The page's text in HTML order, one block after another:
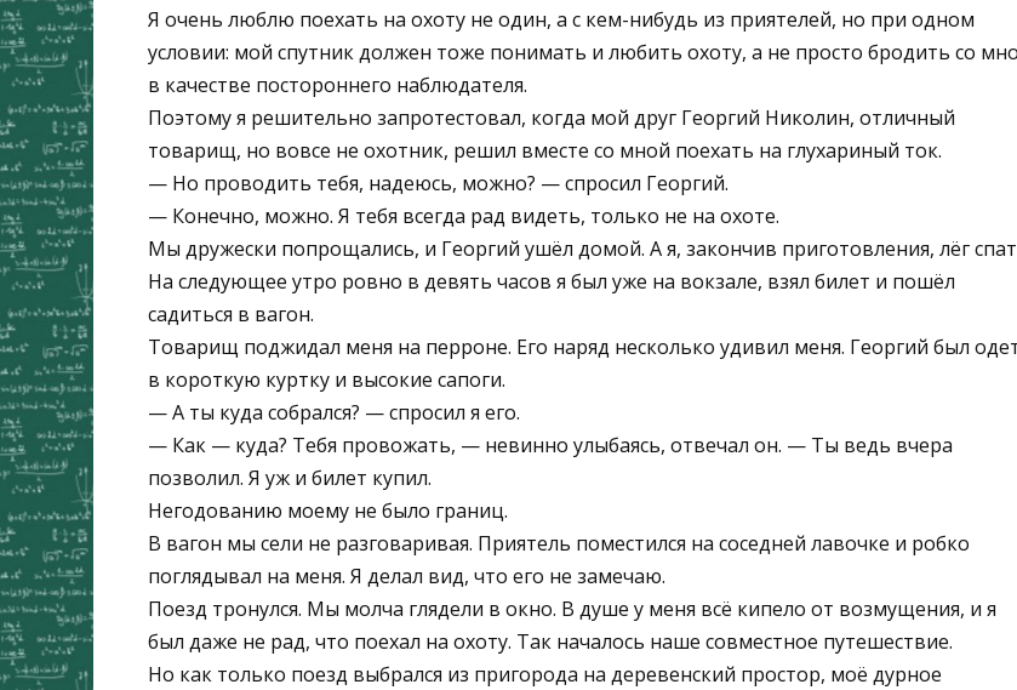
Я очень люблю поехать на охоту не один, а с кем-нибудь из приятелей, но при одном
условии: мой спутник должен тоже понимать и любить охоту, а не просто бродить со
в качестве постороннего наблюдателя.
Поэтому я решительно запротестовал, когда мой друг Георгий Николин, отличный
товарищ, но вовсе не охотник, решил вместе со мной поехать на глухариный ток.
— Но проводить тебя, надеюсь, можно? — спросил Георгий.
— Конечно, можно. Я тебя всегда рад видеть, только не на охоте.
Мы дружески попрощались, и Георгий ушёл домой. А я, закончив приготовления, лёг
На следующее утро ровно в девять часов я был уже на вокзале, взял билет и пошёл
садиться в вагон.
Товарищ поджидал меня на перроне. Его наряд несколько удивил меня. Георгий был
в короткую куртку и высокие сапоги.
— А ты куда собрался? — спросил я его.
— Как — куда? Тебя провожать, — невинно улыбаясь, отвечал он. — Ты ведь вчера
позволил. Я уж и билет купил.
Негодованию моему не было границ.
В вагон мы сели не разговаривая. Приятель поместился на соседней лавочке и робко
поглядывал на меня. Я делал вид, что его не замечаю.
Поезд тронулся. Мы молча глядели в окно. В душе у меня всё кипело от возмущения, и я
был даже не рад, что поехал на охоту. Так началось наше совместное путешествие.
Но как только поезд выбрался из пригорода на деревенский простор, моё дурное